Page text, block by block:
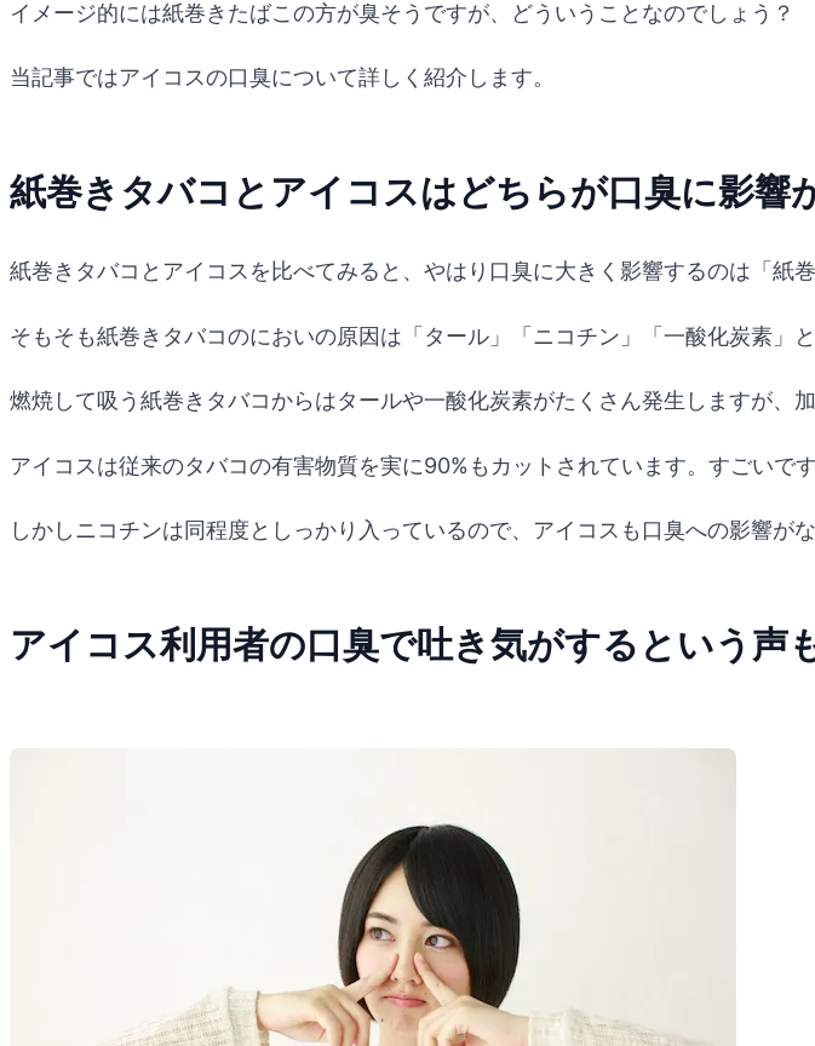
イメージ的には紙巻きたばこの方が臭そうですが、どういうことなのでしょう？
当記事ではアイコスの口臭について詳しく紹介します。
紙巻きタバコとアイコスはどちらが口臭に影響
紙巻きタバコとアイコスを比べてみると、やはり口臭に大きく影響するのは「紙巻
そもそも紙巻きタバコのにおいの原因は「タール」「ニコチン」「一酸化炭素」と
燃焼して吸う紙巻きタバコからはタールや一酸化炭素がたくさん発生しますが、
アイコスは従来のタバコの有害物質を実に90%もカットされています。すごいで
しかしニコチンは同程度としっかり入っているので、アイコスも口臭への影響が
アイコス利用者の口臭で吐き気がするという声